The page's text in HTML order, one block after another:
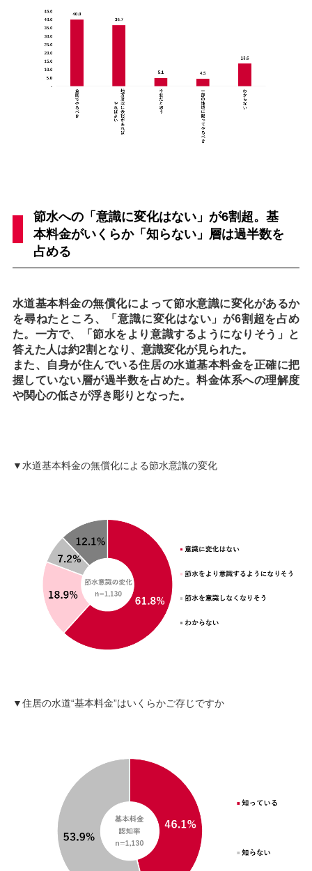
節水への「意識に変化はない」が6割超。基
本料金がいくらか「知らない」層は過半数を
占める
水道基本料金の無償化によって節水意識に変化があるか
を尋ねたところ、「意識に変化はない」が6割超を占め
た。一方で、「節水をより意識するようになりそう」と
答えた人は約2割となり、意識変化が見られた。
また、自身が住んでいる住居の水道基本料金を正確に把
握していない層が過半数を占めた。料金体系への理解度
や関心の低さが浮き彫りとなった。
▼水道基本料金の無償化による節水意識の変化
▼住居の水道“基本料金”はいくらかご存じですか